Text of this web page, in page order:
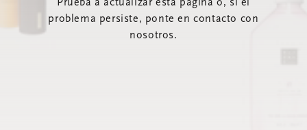
Prueba a actualizar esta página o, si el
problema persiste, ponte en contacto con
nosotros.